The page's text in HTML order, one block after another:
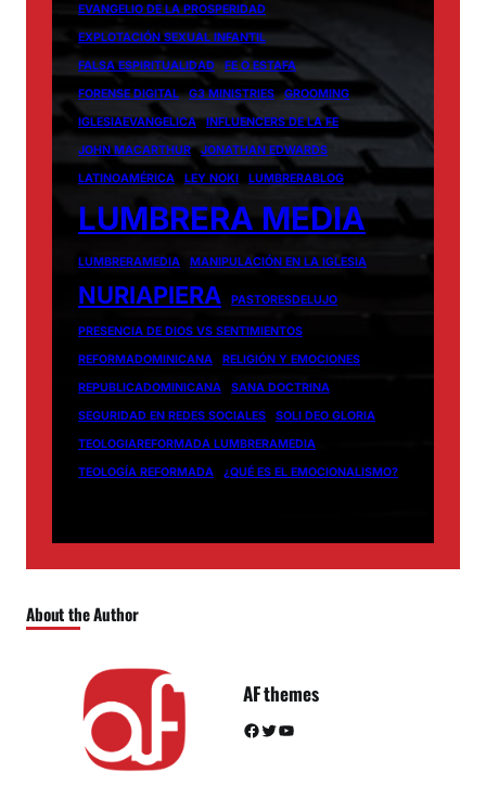
EVANGELIO DE LA PROSPERIDAD
EXPLOTACIÓN SEXUAL INFANTIL
FALSA ESPIRITUALIDAD
FE O ESTAFA
FORENSE DIGITAL
G3 MINISTRIES
GROOMING
IGLESIAEVANGELICA
INFLUENCERS DE LA FE
JOHN MACARTHUR
JONATHAN EDWARDS
LATINOAMÉRICA
LEY NOKI LUMBRERABLOG
LUMBRERA MEDIA
LUMBRERAMEDIA MANIPULACIÓN EN LA IGLESIA
NURIAPIERA PASTORESDELUJO
PRESENCIA DE DIOS VS SENTIMIENTOS
REFORMADOMINICANA
RELIGIÓN Y EMOCIONES
REPUBLICADOMINICANA
SANA DOCTRINA
SEGURIDAD EN REDES SOCIALES
SOLI DEO GLORIA
TEOLOGIAREFORMADA LUMBRERAMEDIA
TEOLOGÍA REFORMADA
¿QUÉ ES EL EMOCIONALISMO?
About the Author
AF themes
Facebook Twitter YouTube